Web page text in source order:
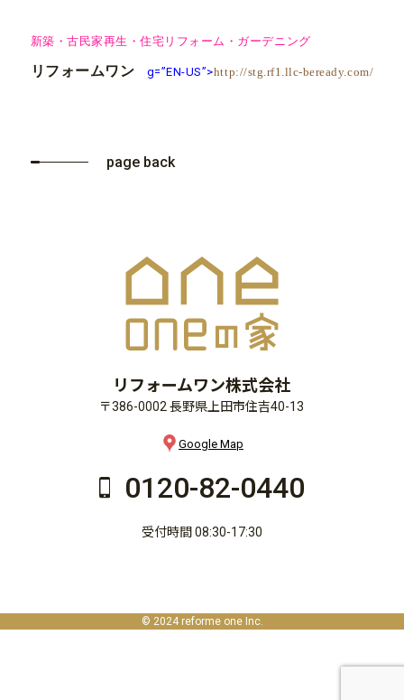
新築・古民家再生・住宅リフォーム・ガーデニング
リフォームワン g=”EN-US”>http://stg.rf1.llc-beready.com/
page back
リフォームワン株式会社
〒386-0002 長野県上田市住吉40-13
Google Map
0120-82-0440
受付時間 08:30-17:30
© 2024 reforme one Inc.